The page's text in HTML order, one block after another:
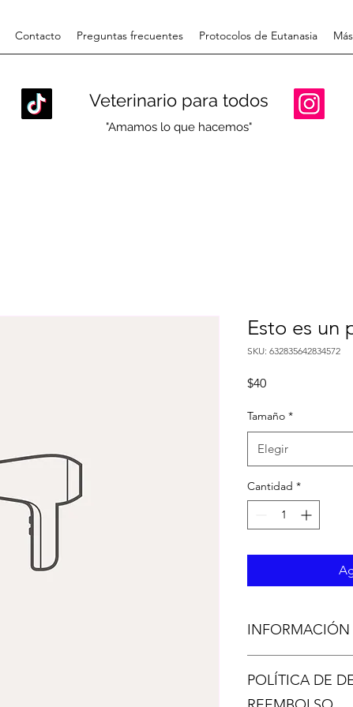
Contacto Preguntas frecuentes Protocolos de Eutanasia Más
Veterinario para todos
"Amamos lo que hacemos"
Esto es un
SKU: 632835642834572
$40Precio
Tamaño *
Elegir
Cantidad *
INFORMACIÓN
para agregar más
sus materiales,
POLÍTICA DE